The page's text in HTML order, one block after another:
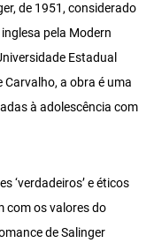
de 1951, considerado
pela Modern
Estadual
Carvalho, a obra é uma
à adolescência com
‘verdadeiros’ e éticos
com os valores do
de Salinger